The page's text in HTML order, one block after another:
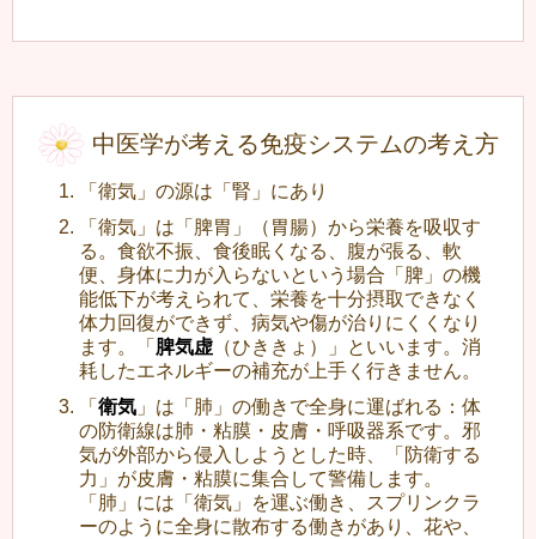
中医学が考える免疫システムの考え方
「衛気」の源は「腎」にあり
「衛気」は「脾胃」（胃腸）から栄養を吸収す
る。食欲不振、食後眠くなる、腹が張る、軟
便、身体に力が入らないという場合「脾」の機
能低下が考えられて、栄養を十分摂取できなく
体力回復ができず、病気や傷が治りにくくなり
ます。「 脾気虚 （ひききょ）」といいます。消
耗したエネルギーの補充が上手く行きません。
「 衛気 」は「肺」の働きで全身に運ばれる：体
の防衛線は肺・粘膜・皮膚・呼吸器系です。邪
気が外部から侵入しようとした時、「防衛する
力」が皮膚・粘膜に集合して警備します。
「肺」には「衛気」を運ぶ働き、スプリンクラ
ーのように全身に散布する働きがあり、花や、